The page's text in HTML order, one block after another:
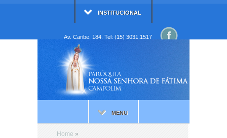
INSTITUCIONAL
Av. Caribe, 184. Tel: (15) 3031.1517
MENU
Home »